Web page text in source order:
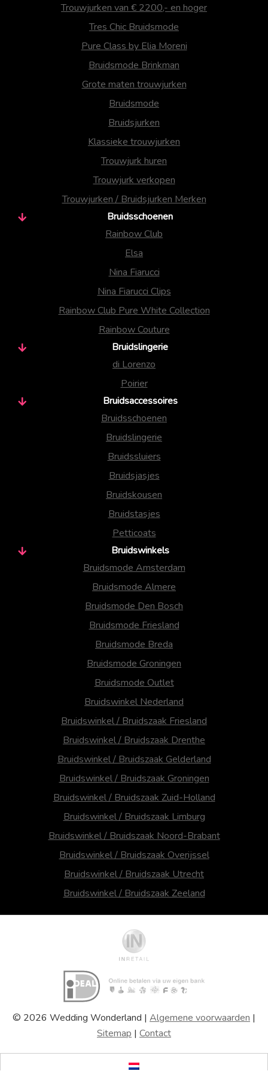
Trouwjurken van € 2200,- en hoger
Tres Chic Bruidsmode
Pure Class by Elia Moreni
Bruidsmode Brinkman
Grote maten trouwjurken
Bruidsmode
Bruidsjurken
Klassieke trouwjurken
Trouwjurk huren
Trouwjurk verkopen
Trouwjurken / Bruidsjurken Merken
Bruidsschoenen
Rainbow Club
Elsa
Nina Fiarucci
Nina Fiarucci Clips
Rainbow Club Pure White Collection
Rainbow Couture
Bruidslingerie
di Lorenzo
Poirier
Bruidsaccessoires
Bruidsschoenen
Bruidslingerie
Bruidssluiers
Bruidsjasjes
Bruidskousen
Bruidstasjes
Petticoats
Bruidswinkels
Bruidsmode Amsterdam
Bruidsmode Almere
Bruidsmode Den Bosch
Bruidsmode Friesland
Bruidsmode Breda
Bruidsmode Groningen
Bruidsmode Outlet
Bruidswinkel Nederland
Bruidswinkel / Bruidszaak Friesland
Bruidswinkel / Bruidszaak Drenthe
Bruidswinkel / Bruidszaak Gelderland
Bruidswinkel / Bruidszaak Groningen
Bruidswinkel / Bruidszaak Zuid-Holland
Bruidswinkel / Bruidszaak Limburg
Bruidswinkel / Bruidszaak Noord-Brabant
Bruidswinkel / Bruidszaak Overijssel
Bruidswinkel / Bruidszaak Utrecht
Bruidswinkel / Bruidszaak Zeeland
© 2026 Wedding Wonderland | Algemene voorwaarden |
Sitemap | Contact